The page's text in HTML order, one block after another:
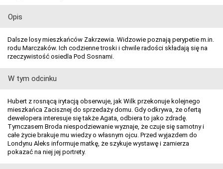
Opis
Dalsze losy mieszkańców Zakrzewia. Widzowie poznają perypetie m.in.
rodu Marczaków. Ich codzienne troski i chwile radości składają się na
rzeczywistość osiedla Pod Sosnami.
W tym odcinku
Hubert z rosnącą irytacją obserwuje, jak Wilk przekonuje kolejnego
mieszkańca Zacisznej do sprzedaży domu. Gdy odkrywa, że ofertą
dewelopera interesuje się także Agata, odbiera to jako zdradę.
Tymczasem Broda niespodziewanie wyznaje, że czuje się samotny i
całe życie brakuje mu wiedzy o własnym ojcu. Przed wyjazdem do
Londynu Aleks informuje matkę, że szykuje wystawę i zamierza
pokazać na niej jej portrety.